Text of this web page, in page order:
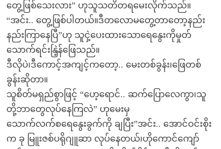
တွေ့ဖြစ်သေးလား” ဟုသူသတိတရမေးလိုက်သည်။
“အင်း.. တွေ့ဖြစ်ပါတယ်။ဒီတလောမတွေ့တာတော့နည်း
နည်းကြာနေပြီ”ဟု သူငှဲ့ပေးထားသောရေနွေးကိုမှုတ်
သောက်ရင်းနြဲ့န်ဖြေသည်။
ဒီလိုပဲ၊ဒီကောင့်အကျင့်ကတော့.. မေးတစ်ခွန်း၊ဖြေတစ်
ခွန်းဆိုတာ။
သူစိတ်မရှည်စွာဖြင့် “ဟေ့ရောင်.. ဆက်ပြောလေကွာ၊သူ
တို့ဘာတွေလုပ်နေကြလဲ” ဟုမေးမှ
သောက်လက်စရေနွေးခွက်ကို ချပြီး”အင်း.. အောင်ဝင်းစိုး
က ခု မြူးဇစ်ပရိုဂျူဆာ လုပ်နေတယ်၊ဟိုကောင်ကျော်